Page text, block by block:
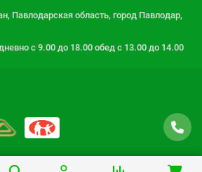
Павлодарская область, город Павлодар,
с 9.00 до 18.00 обед с 13.00 до 14.00